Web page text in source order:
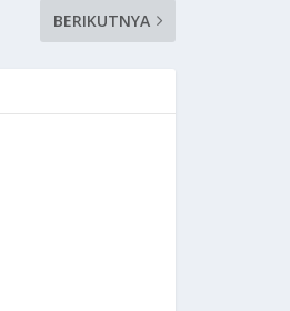
BERIKUTNYA